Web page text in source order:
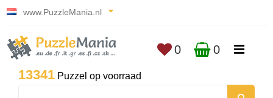
www.PuzzleMania.nl
13341 Puzzel op voorraad
0 0